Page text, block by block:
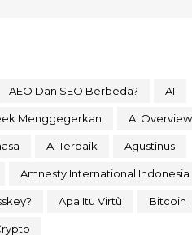
AEO Dan SEO Berbeda? AI
Menggegerkan AI Overview
AI Terbaik Agustinus
Amnesty International Indonesia
Apa Itu Virtù Bitcoin